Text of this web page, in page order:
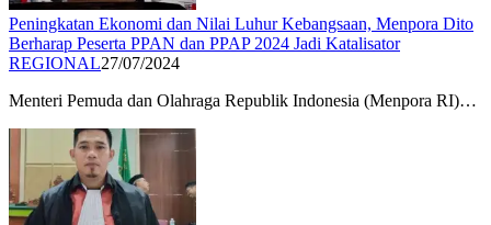
Peningkatan Ekonomi dan Nilai Luhur Kebangsaan, Menpora Dito
Berharap Peserta PPAN dan PPAP 2024 Jadi Katalisator
REGIONAL27/07/2024
Menteri Pemuda dan Olahraga Republik Indonesia (Menpora RI)…